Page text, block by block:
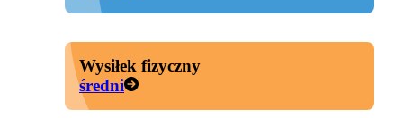
Wysiłek fizyczny
średni